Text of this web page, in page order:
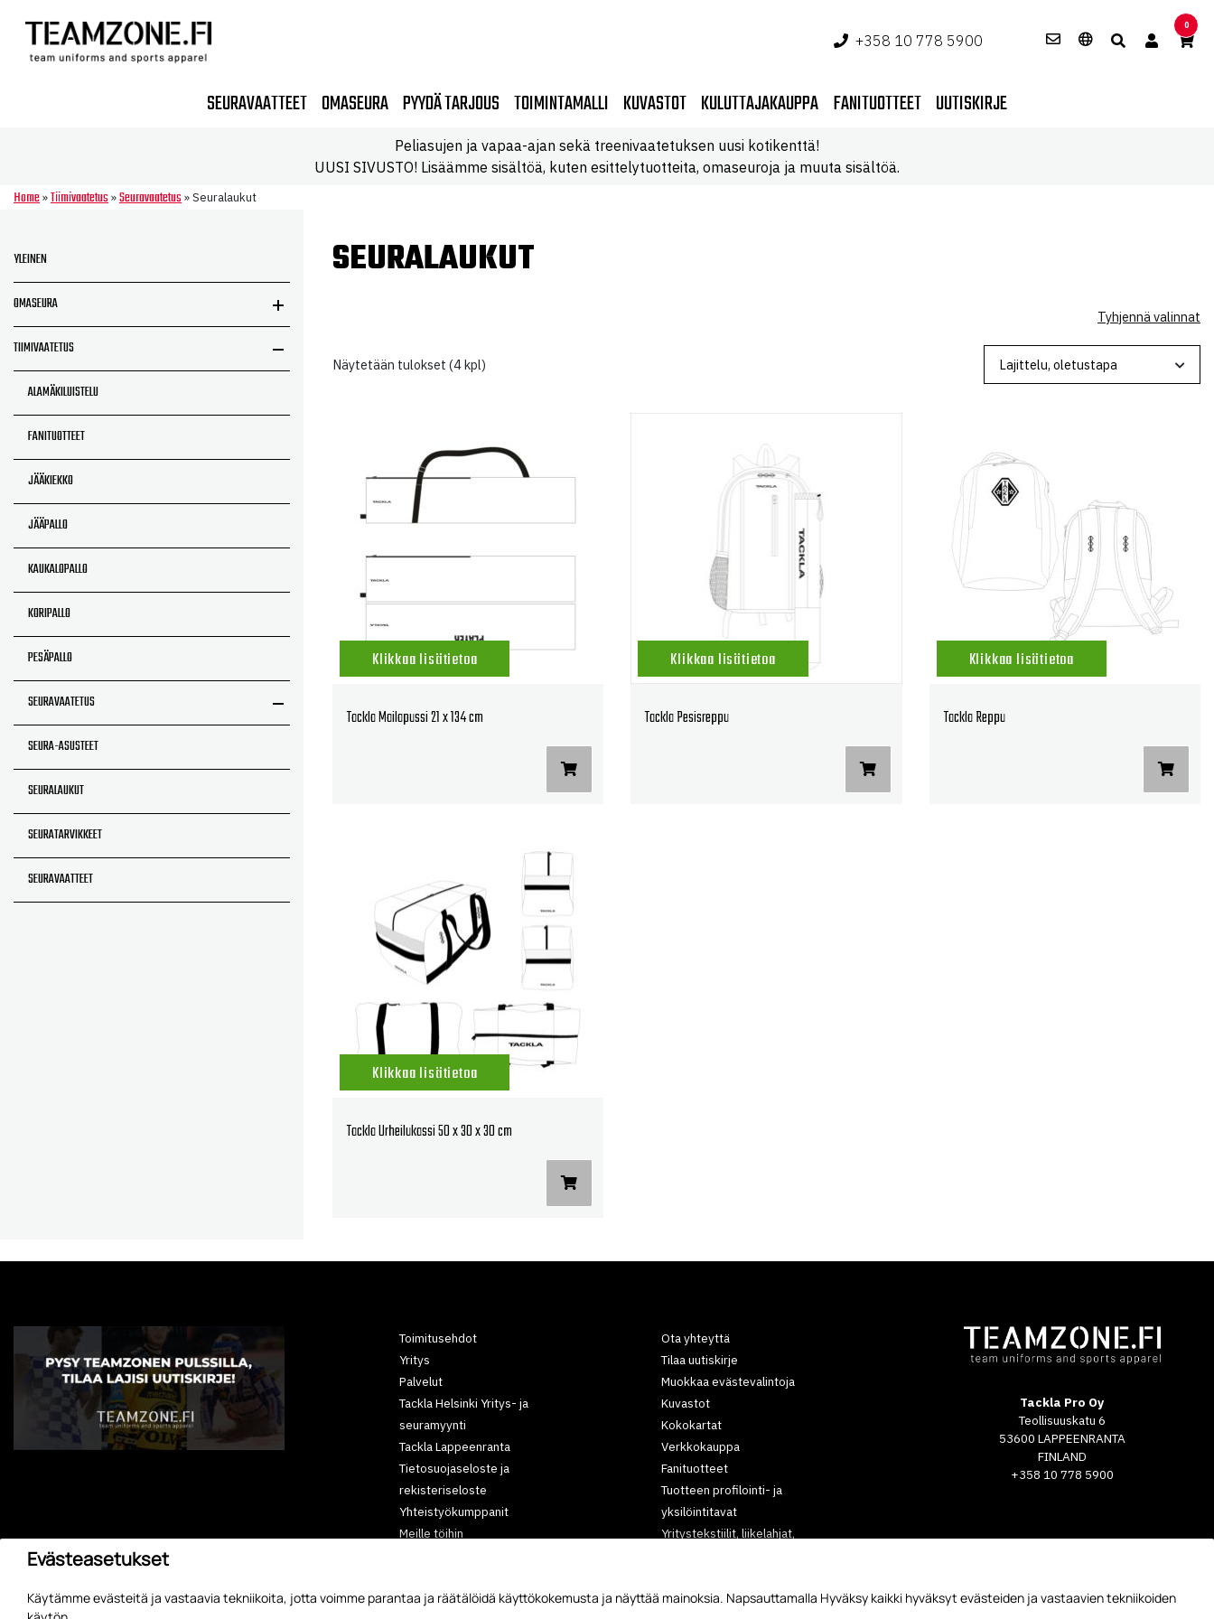
+358 10 778 5900
0
SEURAVAATTEET OMASEURA PYYDÄ TARJOUS TOIMINTAMALLI KUVASTOT KULUTTAJAKAUPPA FANITUOTTEET UUTISKIRJE
Peliasujen ja vapaa-ajan sekä treenivaatetuksen uusi kotikenttä!
UUSI SIVUSTO! Lisäämme sisältöä, kuten esittelytuotteita, omaseuroja ja muuta sisältöä.
Home»Tiimivaatetus»Seuravaatetus»Seuralaukut
YLEINEN
OMASEURA
TIIMIVAATETUS
ALAMÄKILUISTELU
FANITUOTTEET
JÄÄKIEKKO
JÄÄPALLO
KAUKALOPALLO
KORIPALLO
PESÄPALLO
SEURAVAATETUS
SEURA-ASUSTEET
SEURALAUKUT
SEURATARVIKKEET
SEURAVAATTEET
SEURALAUKUT
Tyhjennä valinnat
Näytetään tulokset (4 kpl)
Klikkaa lisätietoa
Tackla Mailapussi 21 x 134 cm
Klikkaa lisätietoa
Tackla Pesisreppu
Klikkaa lisätietoa
Tackla Reppu
Klikkaa lisätietoa
Tackla Urheilukassi 50 x 30 x 30 cm
Toimitusehdot
Yritys
Palvelut
Tackla Helsinki Yritys- ja
seuramyynti
Tackla Lappeenranta
Tietosuojaseloste ja
rekisteriseloste
Yhteistyökumppanit
Meille töihin
Ota yhteyttä
Tilaa uutiskirje
Muokkaa evästevalintoja
Kuvastot
Kokokartat
Verkkokauppa
Fanituotteet
Tuotteen profilointi- ja
yksilöintitavat
Yritystekstiilit, liikelahjat,
Tackla Pro Oy
Teollisuuskatu 6
53600 LAPPEENRANTA
FINLAND
+358 10 778 5900
Evästeasetukset
Käytämme evästeitä ja vastaavia tekniikoita, jotta voimme parantaa ja räätälöidä käyttökokemusta ja näyttää mainoksia. Napsauttamalla Hyväksy kaikki hyväksyt evästeiden ja vastaavien tekniikoiden